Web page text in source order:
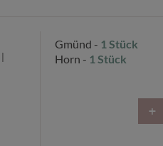
Gmünd - 1 Stück
Horn - 1 Stück